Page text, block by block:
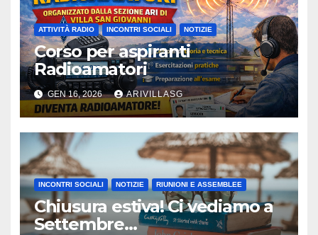
ATTIVITÀ RADIO INCONTRI SOCIALI NOTIZIE
Corso per aspiranti
Radioamatori
GEN 16, 2026 ARIVILLASG
INCONTRI SOCIALI NOTIZIE RIUNIONI E ASSEMBLEE
Chiusura estiva! Ci vediamo a
Settembre…